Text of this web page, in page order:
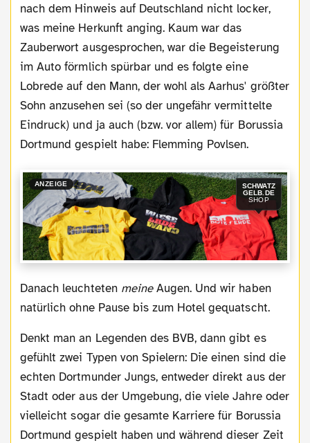
nach dem Hinweis auf Deutschland nicht locker,
was meine Herkunft anging. Kaum war das
Zauberwort ausgesprochen, war die Begeisterung
im Auto förmlich spürbar und es folgte eine
Lobrede auf den Mann, der wohl als Aarhus' größter
Sohn anzusehen sei (so der ungefähr vermittelte
Eindruck) und ja auch (bzw. vor allem) für Borussia
Dortmund gespielt habe: Flemming Povlsen.
ANZEIGE
SCHWATZ
GELB.DE
SHOP
Danach leuchteten meineAugen. Und wir haben
natürlich ohne Pause bis zum Hotel gequatscht.
Denkt man an Legenden des BVB, dann gibt es
gefühlt zwei Typen von Spielern: Die einen sind die
echten Dortmunder Jungs, entweder direkt aus der
Stadt oder aus der Umgebung, die viele Jahre oder
vielleicht sogar die gesamte Karriere für Borussia
Dortmund gespielt haben und während dieser Zeit